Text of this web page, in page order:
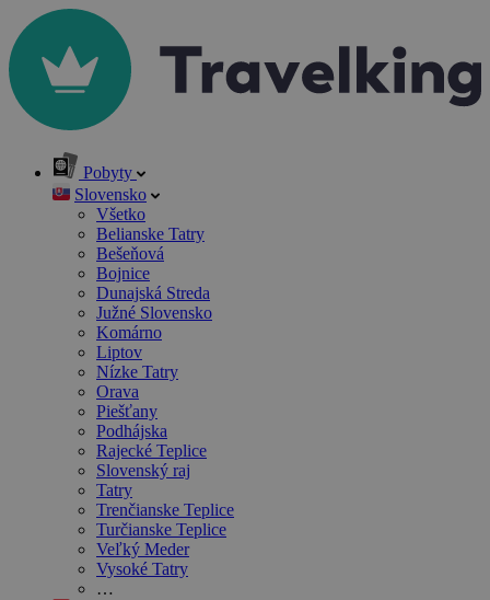
Pobyty
Slovensko
Všetko
Belianske Tatry
Bešeňová
Bojnice
Dunajská Streda
Južné Slovensko
Komárno
Liptov
Nízke Tatry
Orava
Piešťany
Podhájska
Rajecké Teplice
Slovenský raj
Tatry
Trenčianske Teplice
Turčianske Teplice
Veľký Meder
Vysoké Tatry
…